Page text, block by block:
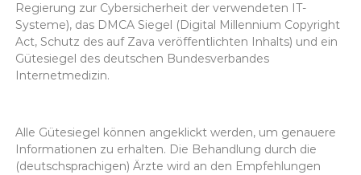
Regierung zur Cybersicherheit der verwendeten IT-
Systeme), das DMCA Siegel (Digital Millennium Copyright
Act, Schutz des auf Zava veröffentlichten Inhalts) und ein
Gütesiegel des deutschen Bundesverbandes
Internetmedizin.
Alle Gütesiegel können angeklickt werden, um genauere
Informationen zu erhalten. Die Behandlung durch die
(deutschsprachigen) Ärzte wird an den Empfehlungen